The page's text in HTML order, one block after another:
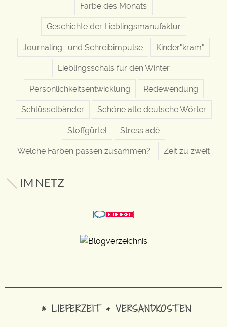
Farbe des Monats
Geschichte der Lieblingsmanufaktur
Journaling- und Schreibimpulse Kinder"kram"
Lieblingsschals für den Winter
Persönlichkeitsentwicklung Redewendung
Schlüsselbänder Schöne alte deutsche Wörter
Stoffgürtel Stress adé
Welche Farben passen zusammen? Zeit zu zweit
IM NETZ
* LIEFERZEIT & VERSANDKOSTEN